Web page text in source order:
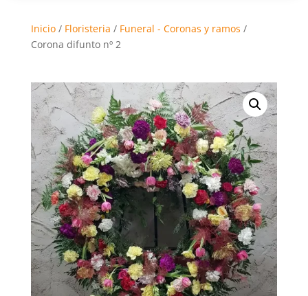
Inicio/ Floristeria / Funeral - Coronas y ramos /
Corona difunto nº 2